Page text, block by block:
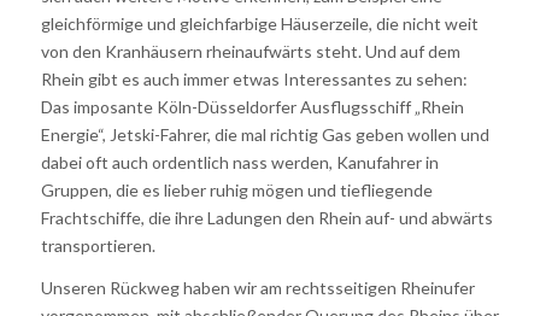
gleichförmige und gleichfarbige Häuserzeile, die nicht weit
von den Kranhäusern rheinaufwärts steht. Und auf dem
Rhein gibt es auch immer etwas Interessantes zu sehen:
Das imposante Köln-Düsseldorfer Ausflugsschiff „Rhein
Energie“, Jetski-Fahrer, die mal richtig Gas geben wollen und
dabei oft auch ordentlich nass werden, Kanufahrer in
Gruppen, die es lieber ruhig mögen und tiefliegende
Frachtschiffe, die ihre Ladungen den Rhein auf- und abwärts
transportieren.
Unseren Rückweg haben wir am rechtsseitigen Rheinufer